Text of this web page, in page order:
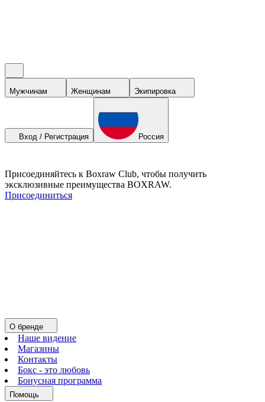
Мужчинам Женщинам Экипировка
Вход / Регистрация Россия
Присоединяйтесь к Boxraw Club, чтобы получить
эксклюзивные преимущества BOXRAW.
Присоединиться
О бренде
Наше видение
Магазины
Контакты
Бокс - это любовь
Бонусная программа
Помощь